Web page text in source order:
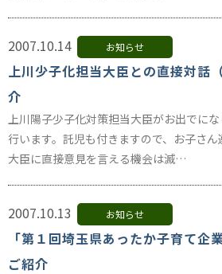
2007.10.14 お知らせ
上川少子化担当大臣との直接対話
介
上川陽子少子化対策担当大臣がお出でに
行います。託児も付きますので、お子さ
大臣に直接意見を言える機会は滅…
2007.10.13 お知らせ
「第１回埼玉県あったか子育て企
ご紹介